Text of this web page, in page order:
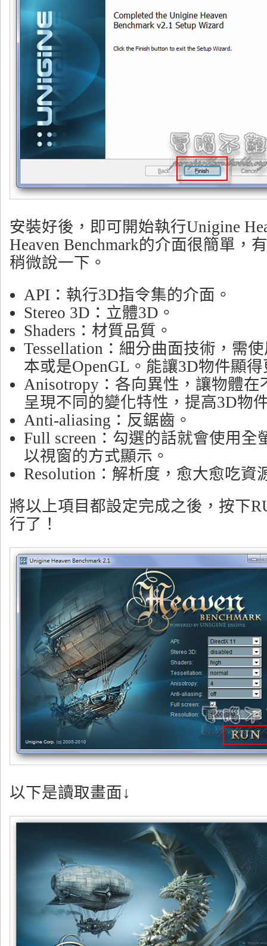
安裝好後，即可開始執行Unigine
Heaven Benchmark的介面很簡單，
稍微說一下。
API：執行3D指令集的介面。
Stereo 3D：立體3D。
Shaders：材質品質。
Tessellation：細分曲面技術，需
本或是OpenGL。能讓3D物件顯
Anisotropy：各向異性，讓物體在
呈現不同的變化特性，提高3D物
Anti-aliasing：反鋸齒。
Full screen：勾選的話就會使用全
以視窗的方式顯示。
Resolution：解析度，愈大愈吃資
將以上項目都設定完成之後，按下
行了！
以下是讀取畫面↓